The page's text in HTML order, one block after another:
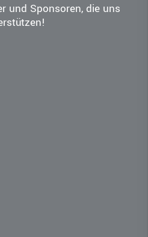
und Sponsoren, die uns